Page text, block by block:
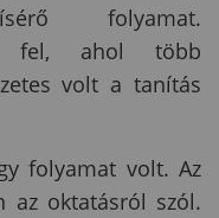
folyamat.
fel, ahol több
volt a tanítás
folyamat volt. Az
az oktatásról szól.